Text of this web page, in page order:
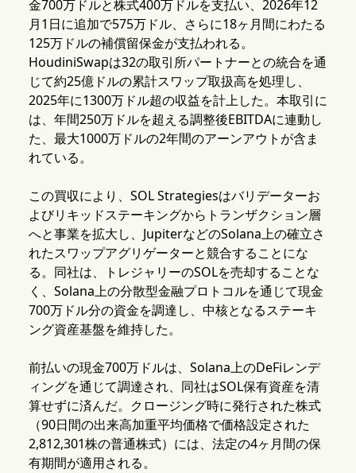
金700万ドルと株式400万ドルを支払い、2026年12
月1日に追加で575万ドル、さらに18ヶ月間にわたる
125万ドルの補償留保金が支払われる。
HoudiniSwapは32の取引所パートナーとの統合を通
じて約25億ドルの累計スワップ取扱高を処理し、
2025年に1300万ドル超の収益を計上した。本取引に
は、年間250万ドルを超える調整後EBITDAに連動し
た、最大1000万ドルの2年間のアーンアウトが含ま
れている。
この買収により、SOL Strategiesはバリデーターお
よびリキッドステーキングからトランザクション層
へと事業を拡大し、JupiterなどのSolana上の確立さ
れたスワップアグリゲーターと競合することにな
る。同社は、トレジャリーのSOLを売却することな
く、Solana上の分散型金融プロトコルを通じて現金
700万ドル分の資金を調達し、中核となるステーキ
ング資産基盤を維持した。
前払いの現金700万ドルは、Solana上のDeFiレンデ
ィングを通じて調達され、同社はSOL保有資産を清
算せずに済んだ。クロージング時に発行された株式
（90日間の出来高加重平均価格で価格設定された
2,812,301株の普通株式）には、法定の4ヶ月間の保
有期間が適用される。